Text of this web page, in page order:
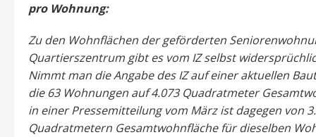
pro Wohnung:
Zu den Wohnflächen der geförderten
Quartierszentrum gibt es vom IZ selbst
Nimmt man die Angabe des IZ auf einer aktuellen
die 63 Wohnungen auf 4.073 Quadratmeter
in einer Pressemitteilung vom März ist dagegen von
Quadratmetern Gesamtwohnfläche für dieselben